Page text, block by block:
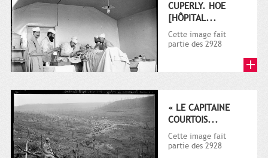
CUPERLY. HOE
[HÔPITAL...
Cette image fait
partie des 2928
1914-1918)...
« LE CAPITAINE
COURTOIS...
Cette image fait
partie des 2928